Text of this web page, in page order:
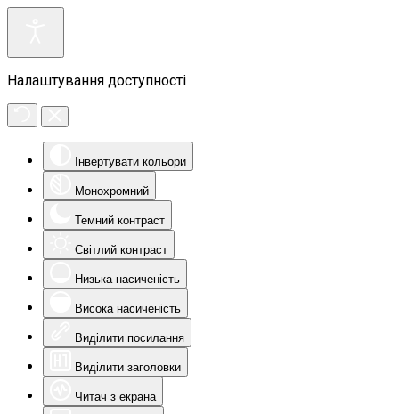
Налаштування доступності
Інвертувати кольори
Монохромний
Темний контраст
Світлий контраст
Низька насиченість
Висока насиченість
Виділити посилання
Виділити заголовки
Читач з екрана